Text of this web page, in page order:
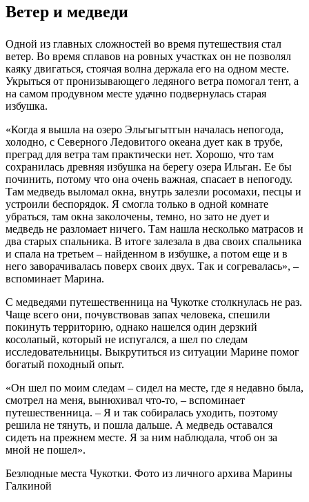
Ветер и медведи
Одной из главных сложностей во время путешествия стал
ветер. Во время сплавов на ровных участках он не позволял
каяку двигаться, стоячая волна держала его на одном месте.
Укрыться от пронизывающего ледяного ветра помогал тент, а
на самом продувном месте удачно подвернулась старая
избушка.
«Когда я вышла на озеро Эльгыгытгын началась непогода,
холодно, с Северного Ледовитого океана дует как в трубе,
преград для ветра там практически нет. Хорошо, что там
сохранилась древняя избушка на берегу озера Ильган. Ее бы
починить, потому что она очень важная, спасает в непогоду.
Там медведь выломал окна, внутрь залезли росомахи, песцы и
устроили беспорядок. Я смогла только в одной комнате
убраться, там окна заколочены, темно, но зато не дует и
медведь не разломает ничего. Там нашла несколько матрасов и
два старых спальника. В итоге залезала в два своих спальника
и спала на третьем – найденном в избушке, а потом еще и в
него заворачивалась поверх своих двух. Так и согревалась», –
вспоминает Марина.
С медведями путешественница на Чукотке столкнулась не раз.
Чаще всего они, почувствовав запах человека, спешили
покинуть территорию, однако нашелся один дерзкий
косолапый, который не испугался, а шел по следам
исследовательницы. Выкрутиться из ситуации Марине помог
богатый походный опыт.
«Он шел по моим следам – сидел на месте, где я недавно была,
смотрел на меня, вынюхивал что-то, – вспоминает
путешественница. – Я и так собиралась уходить, поэтому
решила не тянуть, и пошла дальше. А медведь оставался
сидеть на прежнем месте. Я за ним наблюдала, чтоб он за
мной не пошел».
Безлюдные места Чукотки. Фото из личного архива Марины
Галкиной